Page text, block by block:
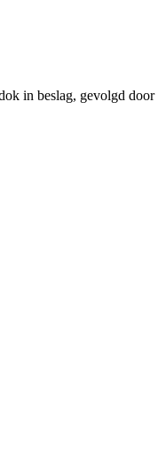
in beslag, gevolgd door